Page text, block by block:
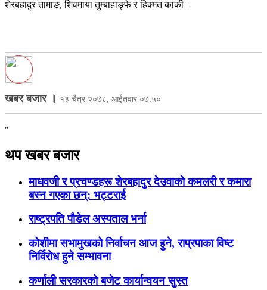
शेरबहादुर तामाङ, शिवमाया तुम्बाहाङ्फे र हिक्मत कार्की ।
खबर बजार। १३ चैत्र २०७८, आईतवार ०७:५०
"
थप खबर बजार
माधवजी र प्रचण्डहरू शेरबहादुर देउवाको कमलरी र कमारा
बस्न गएका छन्: भट्टराई
राष्ट्रपति पौडेल अस्पताल भर्ना
कोशीमा सभामुखको निर्वाचन आज हुने, राप्रपाका विष्ट
निर्विरोध हुने सम्भावना
कर्णाली सरकारको बजेट कार्यान्वयन सुस्त